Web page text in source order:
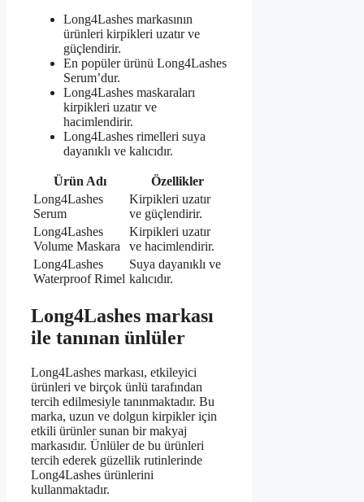
Long4Lashes markasının
ürünleri kirpikleri uzatır ve
güçlendirir.
En popüler ürünü Long4Lashes
Serum’dur.
Long4Lashes maskaraları
kirpikleri uzatır ve
hacimlendirir.
Long4Lashes rimelleri suya
dayanıklı ve kalıcıdır.
Ürün Adı
Özellikler
Long4Lashes
Serum
Kirpikleri uzatır
ve güçlendirir.
Long4Lashes
Volume Maskara
Kirpikleri uzatır
ve hacimlendirir.
Long4Lashes
Waterproof Rimel
Suya dayanıklı ve
kalıcıdır.
Long4Lashes markası
ile tanınan ünlüler
Long4Lashes markası, etkileyici
ürünleri ve birçok ünlü tarafından
tercih edilmesiyle tanınmaktadır. Bu
marka, uzun ve dolgun kirpikler için
etkili ürünler sunan bir makyaj
markasıdır. Ünlüler de bu ürünleri
tercih ederek güzellik rutinlerinde
Long4Lashes ürünlerini
kullanmaktadır.